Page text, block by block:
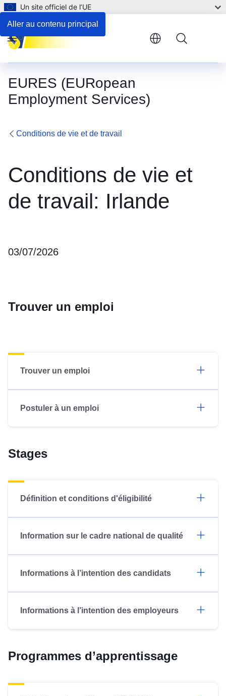
Aller au contenu principal
Un site officiel de l’UE
EURES (EURopean
Employment Services)
Menu
Conditions de vie et de travail
Conditions de vie et
de travail: Irlande
03/07/2026
Emploi des personnes handicapées et aides disponibles
Trouver un emploi
Trouver un emploi
Postuler à un emploi
Stages
Définition et conditions d'éligibilité
Information sur le cadre national de qualité
Informations à l’intention des candidats
Informations à l’intention des employeurs
Programmes d’apprentissage